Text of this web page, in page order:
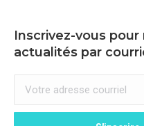
Inscrivez-vous
actualités par